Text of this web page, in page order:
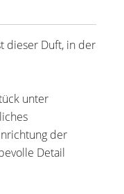
dieser Duft, in der
unter
der
Detail